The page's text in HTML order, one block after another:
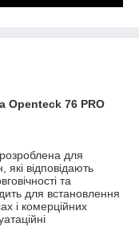
Openteck 76 PRO
для
які відповідають
та
для встановлення
і комерційних